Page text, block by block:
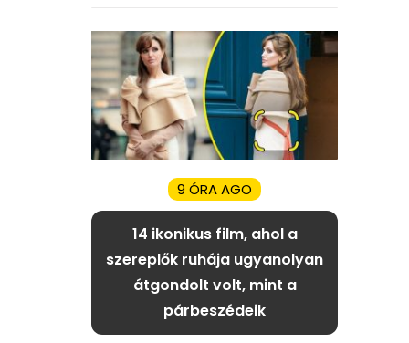
9 ÓRA AGO
14 ikonikus film, ahol a
szereplők ruhája ugyanolyan
átgondolt volt, mint a
párbeszédeik